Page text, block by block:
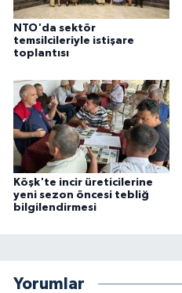
NTO'da sektör
temsilcileriyle istişare
toplantısı
Köşk'te incir üreticilerine
yeni sezon öncesi tebliğ
bilgilendirmesi
Yorumlar